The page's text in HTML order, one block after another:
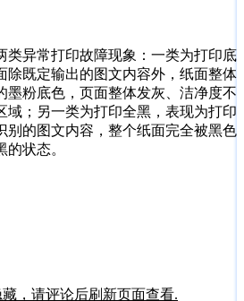
类异常打印故障现象：一类为打印底
除既定输出的图文内容外，纸面整体
墨粉底色，页面整体发灰、洁净度不
域；另一类为打印全黑，表现为打印
别的图文内容，整个纸面完全被黑色
状态。
，请评论后刷新页面查看.